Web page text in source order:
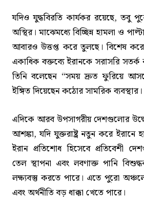
যদিও যুদ্ধবিরতি কার্যকর রয়েছে, তবু
অস্থির। মাঝেমধ্যে বিচ্ছিন্ন হামলা ও
আবারও উত্তপ্ত করে তুলছে। বিশেষ করে
একাধিক বক্তব্যে ইরানকে সরাসরি
তিনি বলেছেন “সময় দ্রুত ফুরিয়ে
ইঙ্গিত দিয়েছেন কঠোর সামরিক ব্যবস্থার।
এদিকে আরব উপসাগরীয় দেশগুলোর
আশঙ্কা, যদি যুক্তরাষ্ট্র নতুন করে ইরানে
ইরান প্রতিশোধ হিসেবে প্রতিবেশী
তেল স্থাপনা এবং লবণাক্ত পানি
লক্ষ্যবস্তু করতে পারে। এতে পুরো
এবং অর্থনীতি বড় ধাক্কা খেতে পারে।